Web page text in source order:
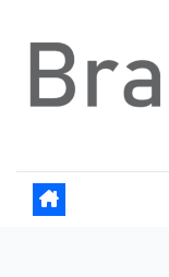
content